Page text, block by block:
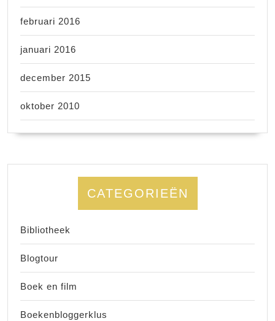
februari 2016
januari 2016
december 2015
oktober 2010
CATEGORIEËN
Bibliotheek
Blogtour
Boek en film
Boekenbloggerklus